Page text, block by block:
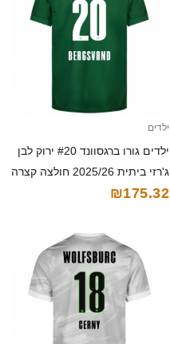
ילדים
ילדים גורו ברגסוונד #20 ירוק לבן
ג'רזי ביתית 2025/26 חולצה קצרה
₪175.32